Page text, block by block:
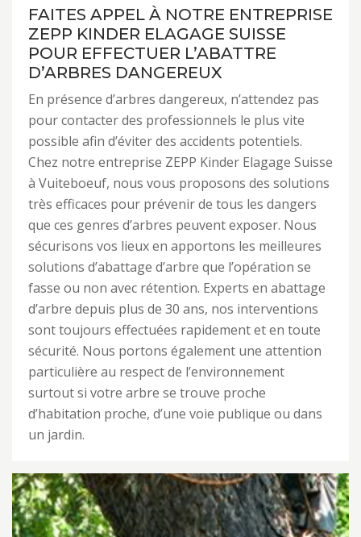
FAITES APPEL À NOTRE ENTREPRISE
ZEPP KINDER ELAGAGE SUISSE
POUR EFFECTUER L’ABATTRE
D’ARBRES DANGEREUX
En présence d’arbres dangereux, n’attendez pas
pour contacter des professionnels le plus vite
possible afin d’éviter des accidents potentiels.
Chez notre entreprise ZEPP Kinder Elagage Suisse
à Vuiteboeuf, nous vous proposons des solutions
très efficaces pour prévenir de tous les dangers
que ces genres d’arbres peuvent exposer. Nous
sécurisons vos lieux en apportons les meilleures
solutions d’abattage d’arbre que l’opération se
fasse ou non avec rétention. Experts en abattage
d’arbre depuis plus de 30 ans, nos interventions
sont toujours effectuées rapidement et en toute
sécurité. Nous portons également une attention
particulière au respect de l’environnement
surtout si votre arbre se trouve proche
d’habitation proche, d’une voie publique ou dans
un jardin.